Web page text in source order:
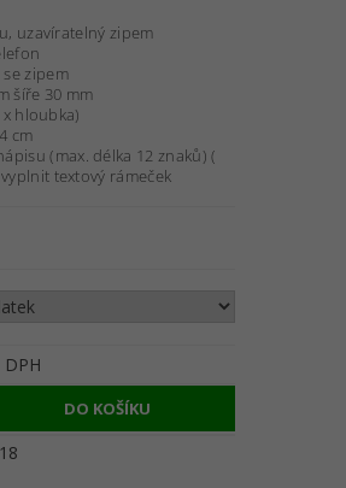
uzavíratelný zipem
zipem
šíře 30 mm
hloubka)
cm
(max. délka 12 znaků) (
textový rámeček